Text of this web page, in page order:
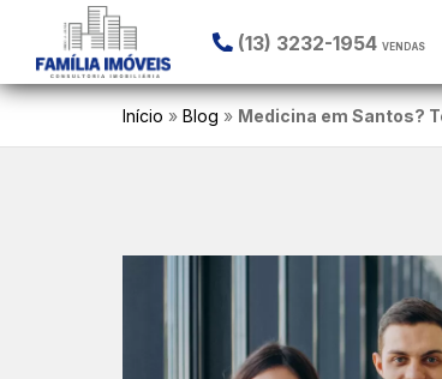
(13) 3232-1954VENDAS
Início » Blog » Medicina em Santos?